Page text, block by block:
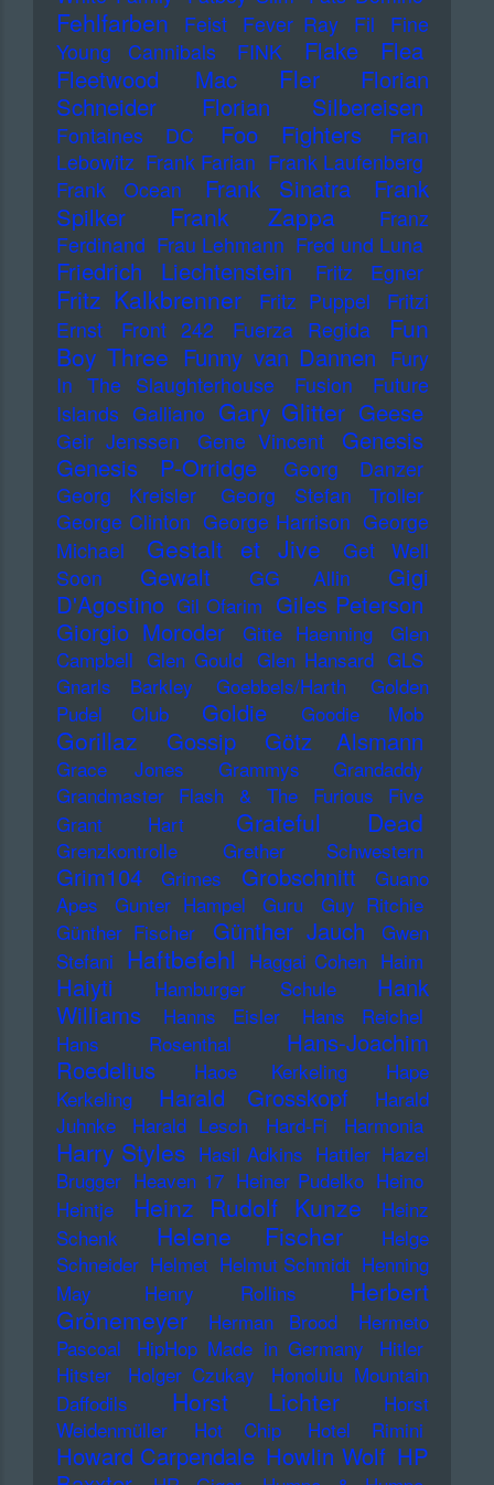
Fehlfarben Feist Fever Ray Fil
Fine
Young Cannibals
FINK Flake
Flea
Fleetwood Mac
Fler
Florian
Schneider
Florian Silbereisen
Fontaines DC Foo Fighters
Fran
Lebowitz Frank Farian Frank Laufenberg
Frank Ocean
Frank Sinatra
Frank
Spilker
Frank Zappa
Franz
Ferdinand Frau Lehmann Fred und Luna
Friedrich Liechtenstein Fritz Egner
Fritz Kalkbrenner Fritz Puppel
Fritzi
Ernst
Front 242 Fuerza Regida
Fun
Boy Three Funny van Dannen Fury
In The Slaughterhouse
Fusion
Future
Islands Galliano Gary Glitter Geese
Geir Jenssen Gene Vincent
Genesis
Genesis P-Orridge
Georg Danzer
Georg Kreisler
Georg Stefan Troller
George Clinton George Harrison George
Michael
Gestalt et Jive
Get Well
Soon
Gewalt GG Allin
Gigi
D'Agostino Gil Ofarim Giles Peterson
Giorgio Moroder
Gitte Haenning
Glen
Campbell Glen Gould Glen Hansard GLS
Gnarls Barkley
Goebbels/Harth
Golden
Pudel Club
Goldie Goodie Mob
Gorillaz Gossip Götz Alsmann
Grace Jones Grammys
Grandaddy
Grandmaster Flash & The Furious Five
Grant Hart
Grateful Dead
Grenzkontrolle Grether Schwestern
Grim104 Grimes Grobschnitt
Guano
Apes
Gunter Hampel Guru
Guy Ritchie
Günther Fischer
Günther Jauch
Gwen
Stefani Haftbefehl Haggai Cohen Haim
Haiyti Hamburger Schule
Hank
Williams
Hanns Eisler
Hans Reichel
Hans Rosenthal
Hans-Joachim
Roedelius
Haoe Kerkeling
Hape
Kerkeling
Harald Grosskopf
Harald
Juhnke
Harald Lesch Hard-Fi Harmonia
Harry Styles Hasil Adkins Hattler Hazel
Brugger Heaven 17 Heiner Pudelko Heino
Heintje
Heinz Rudolf Kunze
Heinz
Schenk
Helene Fischer
Helge
Schneider Helmet Helmut Schmidt Henning
May
Henry Rollins
Herbert
Grönemeyer
Herman Brood
Hermeto
Pascoal
HipHop Made in Germany
Hitler
Hitster
Holger Czukay
Honolulu Mountain
Daffodils
Horst Lichter
Horst
Weidenmüller
Hot Chip Hotel Rimini
Howard Carpendale Howlin Wolf HP